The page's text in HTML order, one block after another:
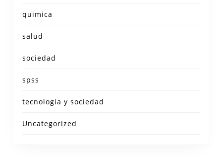
quimica
salud
sociedad
spss
tecnologia y sociedad
Uncategorized